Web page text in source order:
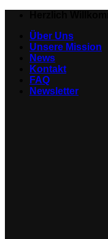
springenÜber Uns
Unsere Mission
News
Kontakt
FAQ
Newsletter